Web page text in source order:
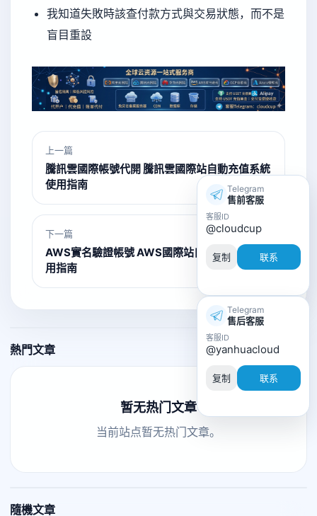
我知道失敗時該查付款方式與交易狀態，而不是
盲目重設
上一篇
騰訊雲國際帳號代開 騰訊雲國際站自動充值系統
使用指南
下一篇
AWS實名驗證帳號 AWS國際站自動充值系統使
用指南
熱門文章
暂无热门文章
当前站点暂无热门文章。
隨機文章
Telegram
售前客服
客服ID
@cloudcup
复制 联系
Telegram
售后客服
客服ID
@yanhuacloud
复制 联系